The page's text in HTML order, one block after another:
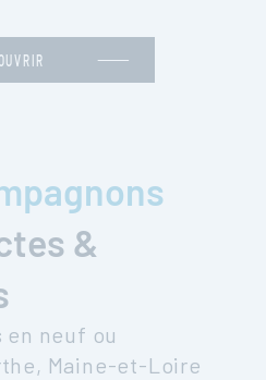
&
neuf ou
Maine-et-Loire